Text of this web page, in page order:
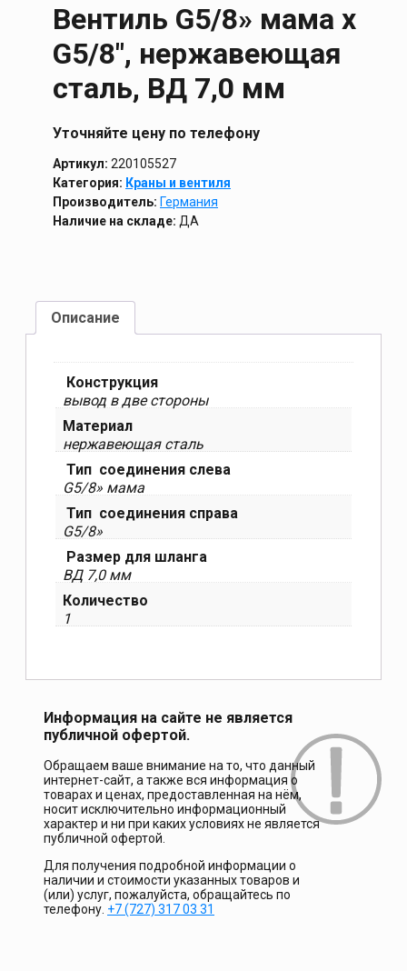
Вентиль G5/8» мама x
G5/8″, нержавеющая
сталь, ВД 7,0 мм
Уточняйте цену по телефону
Артикул: 220105527
Категория: Краны и вентиля
Производитель: Германия
Наличие на складе: ДА
Описание
Конструкция
вывод в две стороны
Материал
нержавеющая сталь
Тип соединения слева
G5/8» мама
Тип соединения справа
G5/8»
Размер для шланга
ВД 7,0 мм
Количество
1
Информация на сайте не является
публичной офертой.
Обращаем ваше внимание на то, что данный
интернет-сайт, а также вся информация о
товарах и ценах, предоставленная на нём,
носит исключительно информационный
характер и ни при каких условиях не является
публичной офертой.
Для получения подробной информации о
наличии и стоимости указанных товаров и
(или) услуг, пожалуйста, обращайтесь по
телефону. +7 (727) 317 03 31